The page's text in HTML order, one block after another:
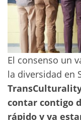
El consenso un
la diversidad en
contar contigo
rápido y ya